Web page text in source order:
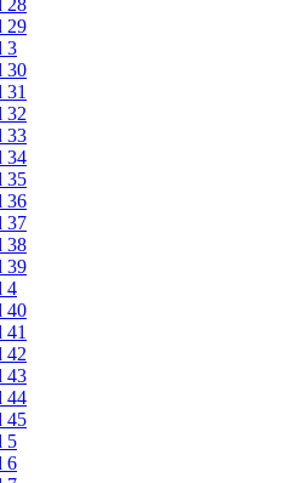
28
29
3
30
31
32
33
34
35
36
37
38
39
4
40
41
42
43
44
45
5
6